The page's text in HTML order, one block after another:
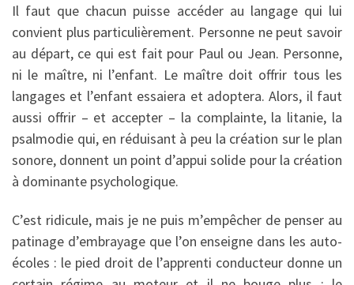
Il faut que chacun puisse accéder au langage qui lui
convient plus particulièrement. Personne ne peut savoir
au départ, ce qui est fait pour Paul ou Jean. Personne,
ni le maître, ni l’enfant. Le maître doit offrir tous les
langages et l’enfant essaiera et adoptera. Alors, il faut
aussi offrir – et accepter – la complainte, la litanie, la
psalmodie qui, en réduisant à peu la création sur le plan
sonore, donnent un point d’appui solide pour la création
à dominante psychologique.
C’est ridicule, mais je ne puis m’empêcher de penser au
patinage d’embrayage que l’on enseigne dans les auto-
écoles : le pied droit de l’apprenti conducteur donne un